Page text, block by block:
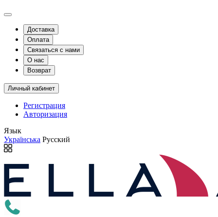
Доставка
Оплата
Связаться с нами
О нас
Возврат
Личный кабинет
Регистрация
Авторизация
Язык
Українська Русский